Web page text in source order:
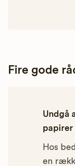
Fire gode
Undgå
papirer
Hos
en